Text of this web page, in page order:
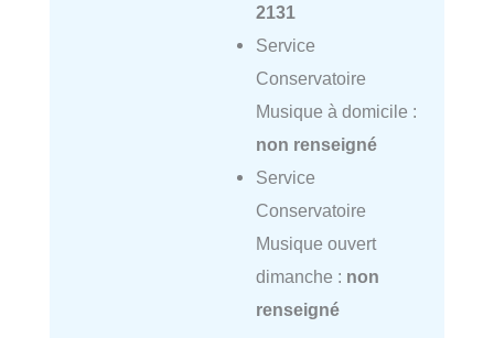
2131
Service
Conservatoire
Musique à domicile :
non renseigné
Service
Conservatoire
Musique ouvert
dimanche : non
renseigné